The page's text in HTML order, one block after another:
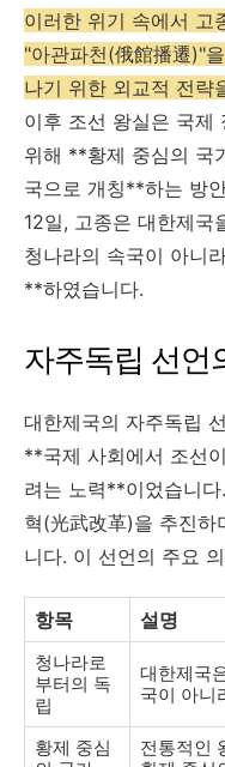
이러한 위기 속에서 고
"아관파천(俄館播遷)"
나기 위한 외교적 전략
이후 조선 왕실은 국제
위해 **황제 중심의 국
국으로 개칭**하는 방
12일, 고종은 대한제국
청나라의 속국이 아니
**하였습니다.
자주독립 선언
대한제국의 자주독립
**국제 사회에서 조선
려는 노력**이었습니
혁(光武改革)을 추진
니다. 이 선언의 주요
항목 설명
청나라로
부터의 독
립
대한제국
국이 아니
황제 중심
전통적인